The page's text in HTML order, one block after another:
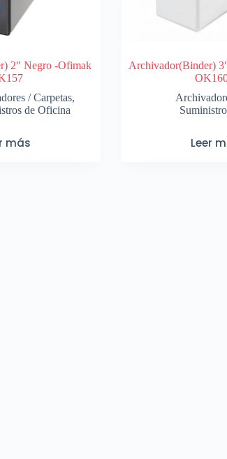
2″ Negro -Ofimak
/ Carpetas,
de Oficina
más
Archivador(Binder)
Leer